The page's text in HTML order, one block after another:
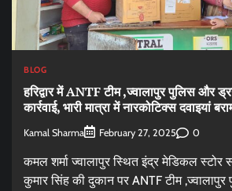
BLOG
हरिद्वार में ANTF टीम ,ज्वालापुर पुलिस और
कार्रवाई, भारी मात्रा में नारकोटिक्स दवाइयां
Kamal Sharma February 27, 2025 0
कमल शर्मा ज्वालापुर स्थित इंद्र मेडिकल
कुमार सिंह की दुकान पर ANTF टीम